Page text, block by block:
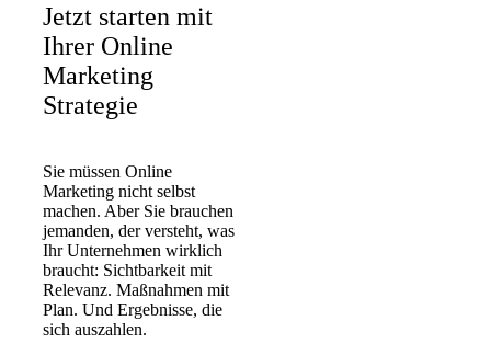
Jetzt starten mit
Ihrer Online
Marketing
Strategie
Sie müssen Online
Marketing nicht selbst
machen. Aber Sie brauchen
jemanden, der versteht, was
Ihr Unternehmen wirklich
braucht: Sichtbarkeit mit
Relevanz. Maßnahmen mit
Plan. Und Ergebnisse, die
sich auszahlen.